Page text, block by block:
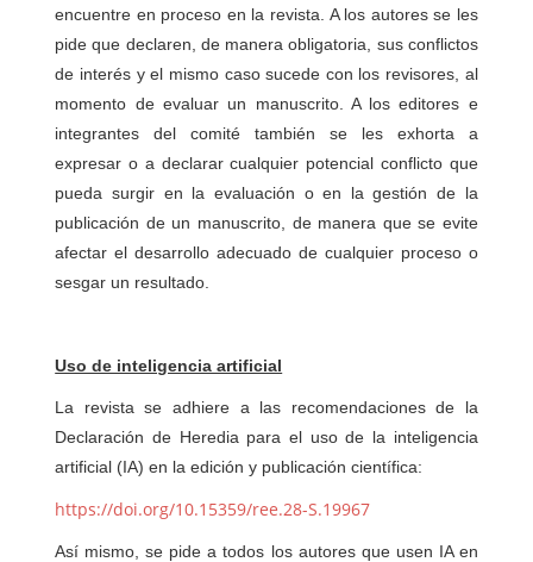
encuentre en proceso en la revista. A los autores se les
pide que declaren, de manera obligatoria, sus conflictos
de interés y el mismo caso sucede con los revisores, al
momento de evaluar un manuscrito. A los editores e
integrantes del comité también se les exhorta a
expresar o a declarar cualquier potencial conflicto que
pueda surgir en la evaluación o en la gestión de la
publicación de un manuscrito, de manera que se evite
afectar el desarrollo adecuado de cualquier proceso o
sesgar un resultado.
Uso de inteligencia artificial
La revista se adhiere a las recomendaciones de la
Declaración de Heredia para el uso de la inteligencia
artificial (IA) en la edición y publicación científica:
https://doi.org/10.15359/ree.28-S.19967
Así mismo, se pide a todos los autores que usen IA en